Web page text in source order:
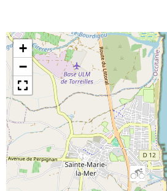
Trier par
Horodatage
+
−